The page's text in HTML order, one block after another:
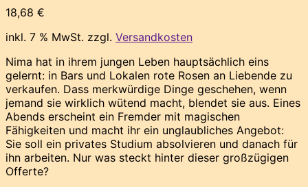
18,68 €
inkl. 7 % MwSt. zzgl. Versandkosten
Nima hat in ihrem jungen Leben hauptsächlich eins
gelernt: in Bars und Lokalen rote Rosen an Liebende zu
verkaufen. Dass merkwürdige Dinge geschehen, wenn
jemand sie wirklich wütend macht, blendet sie aus. Eines
Abends erscheint ein Fremder mit magischen
Fähigkeiten und macht ihr ein unglaubliches Angebot:
Sie soll ein privates Studium absolvieren und danach für
ihn arbeiten. Nur was steckt hinter dieser großzügigen
Offerte?